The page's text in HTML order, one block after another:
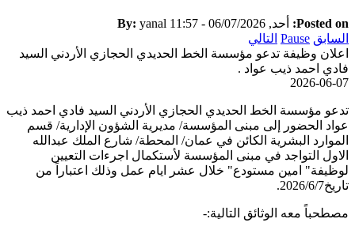
Posted on: أحد, 06/07/2026 - 11:57 By: yanal
السابق Pause التالي
اعلان وظيفة تدعو مؤسسة الخط الحديدي الحجازي الأردني السيد
فادي احمد ذيب عواد .
2026-06-07
تدعو مؤسسة الخط الحديدي الحجازي الأردني السيد فادي احمد ذيب
عواد الحضور إلى مبنى المؤسسة/ مديرية الشؤون الإدارية/ قسم
الموارد البشرية الكائن في عمان/ المحطة/ شارع الملك عبدالله
الاول التواجد في مبنى المؤسسة لأستكمال اجرءات التعيين
لوظيفة" امين مستودع" خلال عشر ايام عمل وذلك اعتباراً من
تاريخ2026/6/7.
مصطحباً معه الوثائق التالية:-